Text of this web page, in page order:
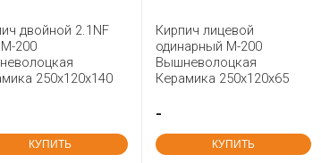
двойной 2.1NF
200
250x120x140
КУПИТЬ
Кирпич лицевой
одинарный М-200
Вышневолоцкая
Керамика 250x120x65
-
КУПИТЬ